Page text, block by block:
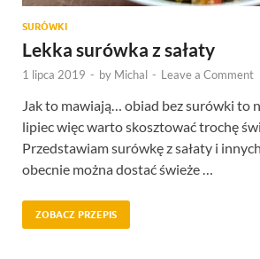
SURÓWKI
Lekka surówka z sałaty
1 lipca 2019 - by Michal - Leave a Comment
Jak to mawiają… obiad bez surówki to
lipiec więc warto skosztować trochę
Przedstawiam surówkę z sałaty i
obecnie można dostać świeże …
ZOBACZ PRZEPIS